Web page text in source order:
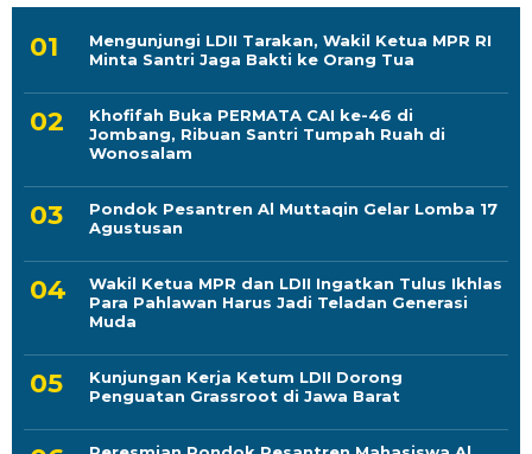
Mengunjungi LDII Tarakan, Wakil Ketua MPR RI
Minta Santri Jaga Bakti ke Orang Tua
Khofifah Buka PERMATA CAI ke-46 di
Jombang, Ribuan Santri Tumpah Ruah di
Wonosalam
Pondok Pesantren Al Muttaqin Gelar Lomba 17
Agustusan
Wakil Ketua MPR dan LDII Ingatkan Tulus Ikhlas
Para Pahlawan Harus Jadi Teladan Generasi
Muda
Kunjungan Kerja Ketum LDII Dorong
Penguatan Grassroot di Jawa Barat